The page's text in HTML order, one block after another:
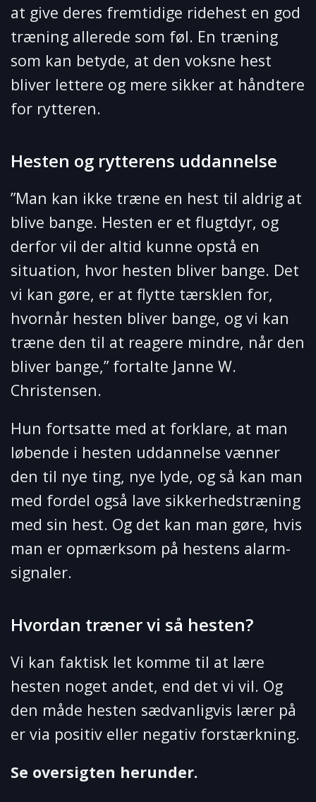
at give deres fremtidige ridehest en god
træning allerede som føl. En træning
som kan betyde, at den voksne hest
bliver lettere og mere sikker at håndtere
for rytteren.
Hesten og rytterens uddannelse
”Man kan ikke træne en hest til aldrig at
blive bange. Hesten er et flugtdyr, og
derfor vil der altid kunne opstå en
situation, hvor hesten bliver bange. Det
vi kan gøre, er at flytte tærsklen for,
hvornår hesten bliver bange, og vi kan
træne den til at reagere mindre, når den
bliver bange,” fortalte Janne W.
Christensen.
Hun fortsatte med at forklare, at man
løbende i hesten uddannelse vænner
den til nye ting, nye lyde, og så kan man
med fordel også lave sikkerhedstræning
med sin hest. Og det kan man gøre, hvis
man er opmærksom på hestens alarm-
signaler.
Hvordan træner vi så hesten?
Vi kan faktisk let komme til at lære
hesten noget andet, end det vi vil. Og
den måde hesten sædvanligvis lærer på
er via positiv eller negativ forstærkning.
Se oversigten herunder.